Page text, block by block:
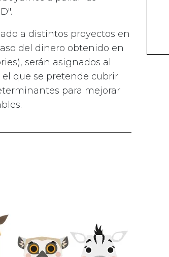
a distintos proyectos en
del dinero obtenido en
serán asignados al
el que se pretende cubrir
para mejorar